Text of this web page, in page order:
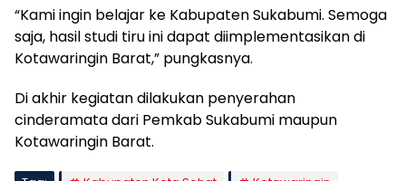
“Kami ingin belajar ke Kabupaten Sukabumi. Semoga
saja, hasil studi tiru ini dapat diimplementasikan di
Kotawaringin Barat,” pungkasnya.
Di akhir kegiatan dilakukan penyerahan
cinderamata dari Pemkab Sukabumi maupun
Kotawaringin Barat.